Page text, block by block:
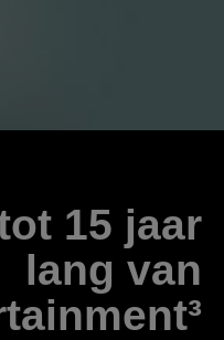
15 jaar
lang van